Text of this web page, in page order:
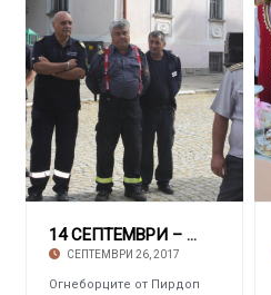
14 СЕПТЕМВРИ – ДЕН НА ПОЖАРНИКАРЯ
СЕПТЕМВРИ 26, 2017
Огнеборците от Пирдоп